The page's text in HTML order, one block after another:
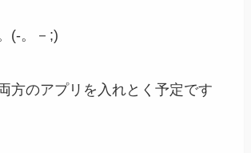
(-。－;)
方のアプリを入れとく予定です